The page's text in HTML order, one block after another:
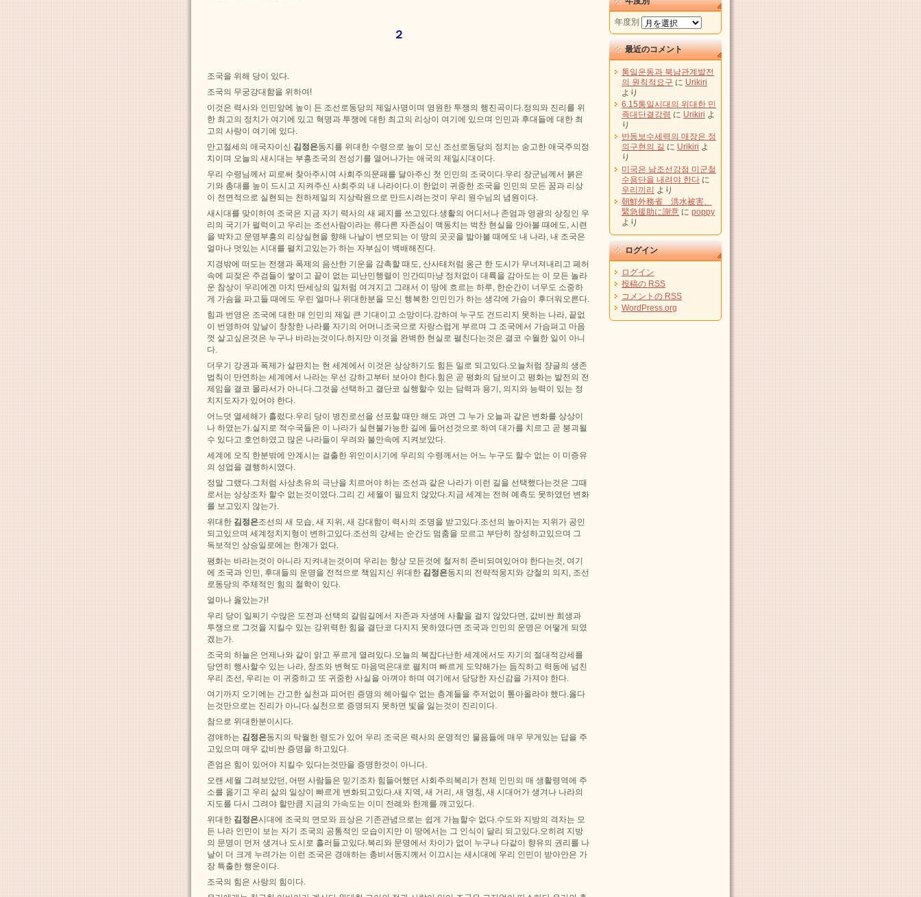
２
조국을 위해 당이 있다.
조국의 무궁강대함을 위하여!
이것은 력사와 인민앞에 높이 든 조선로동당의 제일사명이며 영원한 투쟁의 행진곡이다.정의와 진리를 위
한 최고의 정치가 여기에 있고 혁명과 투쟁에 대한 최고의 리상이 여기에 있으며 인민과 후대들에 대한 최
고의 사랑이 여기에 있다.
만고절세의 애국자이신 김정은동지를 위대한 수령으로 높이 모신 조선로동당의 정치는 숭고한 애국주의정
치이며 오늘의 새시대는 부흥조국의 전성기를 열어나가는 애국의 제일시대이다.
우리 수령님께서 피로써 찾아주시여 사회주의문패를 달아주신 첫 인민의 조국이다.우리 장군님께서 붉은
기와 총대를 높이 드시고 지켜주신 사회주의 내 나라이다.이 한없이 귀중한 조국을 인민의 모든 꿈과 리상
이 전면적으로 실현되는 천하제일의 지상락원으로 만드시려는것이 우리 원수님의 념원이다.
새시대를 맞이하여 조국은 지금 자기 력사의 새 페지를 쓰고있다.생활의 어디서나 존엄과 영광의 상징인 우
리의 국기가 펄럭이고 우리는 조선사람이라는 류다른 자존심이 맥동치는 벅찬 현실을 안아볼 때에도, 시련
을 박차고 문명부흥의 리상실현을 향해 나날이 변모되는 이 땅의 곳곳을 밟아볼 때에도 내 나라, 내 조국은
얼마나 멋있는 시대를 펼치고있는가 하는 자부심이 백배해진다.
지경밖에 떠도는 전쟁과 폭제의 음산한 기운을 감촉할 때도, 산사태처럼 옹근 한 도시가 무너져내리고 페허
속에 피젖은 주검들이 쌓이고 끝이 없는 피난민행렬이 인간띠마냥 정처없이 대륙을 감아도는 이 모든 놀라
운 참상이 우리에겐 마치 딴세상의 일처럼 여겨지고 그래서 이 땅에 흐르는 하루, 한순간이 너무도 소중하
게 가슴을 파고들 때에도 우린 얼마나 위대한분을 모신 행복한 인민인가 하는 생각에 가슴이 후더워오른다.
힘과 번영은 조국에 대한 매 인민의 제일 큰 기대이고 소망이다.강하여 누구도 건드리지 못하는 나라, 끝없
이 번영하여 앞날이 창창한 나라를 자기의 어머니조국으로 자랑스럽게 부르며 그 조국에서 가슴펴고 마음
껏 살고싶은것은 누구나 바라는것이다.하지만 이것을 완벽한 현실로 펼친다는것은 결코 수월한 일이 아니
다.
더우기 강권과 폭제가 살판치는 현 세계에서 이것은 상상하기도 힘든 일로 되고있다.오늘처럼 쟝글의 생존
법칙이 만연하는 세계에서 나라는 우선 강하고부터 보아야 한다.힘은 곧 평화의 담보이고 평화는 발전의 전
제임을 결코 몰라서가 아니다.그것을 선택하고 결단코 실행할수 있는 담력과 용기, 의지와 능력이 있는 정
치지도자가 있어야 한다.
어느덧 열세해가 흘렀다.우리 당이 병진로선을 선포할 때만 해도 과연 그 누가 오늘과 같은 변화를 상상이
나 하였는가.실지로 적수국들은 이 나라가 실현불가능한 길에 들어선것으로 하여 대가를 치르고 곧 붕괴될
수 있다고 호언하였고 많은 나라들이 우려와 불안속에 지켜보았다.
세계에 오직 한분밖에 안계시는 걸출한 위인이시기에 우리의 수령께서는 어느 누구도 할수 없는 이 미증유
의 성업을 결행하시였다.
정말 그랬다.그처럼 사상초유의 극난을 치르어야 하는 조선과 같은 나라가 이런 길을 선택했다는것은 그때
로서는 상상조차 할수 없는것이였다.그리 긴 세월이 필요치 않았다.지금 세계는 전혀 예측도 못하였던 변화
를 보고있지 않는가.
위대한 김정은조선의 새 모습, 새 지위, 새 강대함이 력사의 조명을 받고있다.조선의 높아지는 지위가 공인
되고있으며 세계정치지형이 변하고있다.조선의 강세는 순간도 멈춤을 모르고 부단히 장성하고있으며 그
독보적인 상승일로에는 한계가 없다.
평화는 바라는것이 아니라 지켜내는것이며 우리는 항상 모든것에 철저히 준비되여있어야 한다는것, 여기
에 조국과 인민, 후대들의 운명을 전적으로 책임지신 위대한 김정은동지의 전략적웅지와 강철의 의지, 조선
로동당의 주체적인 힘의 철학이 있다.
얼마나 옳았는가!
우리 당이 일찌기 수많은 도전과 선택의 갈림길에서 자존과 자생에 사활을 걸지 않았다면, 값비싼 희생과
투쟁으로 그것을 지킬수 있는 강위력한 힘을 결단코 다지지 못하였다면 조국과 인민의 운명은 어떻게 되였
겠는가.
조국의 하늘은 언제나와 같이 맑고 푸르게 열려있다.오늘의 복잡다난한 세계에서도 자기의 절대적강세를
당연히 행사할수 있는 나라, 창조와 변혁도 마음먹은대로 펼치며 빠르게 도약해가는 듬직하고 력동에 넘친
우리 조선, 우리는 이 귀중하고 또 귀중한 사실을 아껴야 하며 여기에서 당당한 자신감을 가져야 한다.
여기까지 오기에는 간고한 실천과 피어린 증명의 헤아릴수 없는 층계들을 주저없이 톺아올라야 했다.옳다
는것만으로는 진리가 아니다.실천으로 증명되지 못하면 빛을 잃는것이 진리이다.
참으로 위대한분이시다.
경애하는 김정은동지의 탁월한 령도가 있어 우리 조국은 력사의 운명적인 물음들에 매우 무게있는 답을 주
고있으며 매우 값비싼 증명을 하고있다.
존엄은 힘이 있어야 지킬수 있다는것만을 증명한것이 아니다.
오랜 세월 그려보았던, 어떤 사람들은 믿기조차 힘들어했던 사회주의복리가 전체 인민의 매 생활령역에 주
소를 옮기고 우리 삶의 일상이 빠르게 변화되고있다.새 지역, 새 거리, 새 명칭, 새 시대어가 생겨나 나라의
지도를 다시 그려야 할만큼 지금의 가속도는 이미 전례와 한계를 깨고있다.
위대한 김정은시대에 조국의 면모와 표상은 기존관념으로는 쉽게 가늠할수 없다.수도와 지방의 격차는 모
든 나라 인민이 보는 자기 조국의 공통적인 모습이지만 이 땅에서는 그 인식이 달리 되고있다.오히려 지방
의 문명이 먼저 생겨나 도시로 흘러들고있다.복리와 문명에서 차이가 없이 누구나 다같이 향유의 권리를 나
날이 더 크게 누려가는 이런 조국은 경애하는 총비서동지께서 이끄시는 새시대에 우리 인민이 받아안은 가
장 특출한 행운이다.
조국의 힘은 사랑의 힘이다.
年度別
最近のコメント
통일운동과 북남관계발전
의 원칙적요구 に Urikiri
より
6.15통일시대의 위대한 민
족대단결강령 に Urikiri よ
り
반동보수세력의 매장은 정
의구현의 길 に Urikiri よ
り
미국은 남조선강점 미군철
수용단을 내려야 한다 に
우리끼리 より
朝鮮外務省 洪水被害、
緊急援助に謝意 に poppy
より
ログイン
ログイン
投稿の RSS
コメントの RSS
WordPress.org